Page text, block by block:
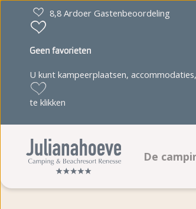
8,8 Ardoer Gastenbeoordeling
Geen favorieten
U kunt kampeerplaatsen,
te klikken
De